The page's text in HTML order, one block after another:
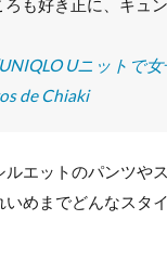
ろも好き正に、キュ
UNIQLO Uニットで
de Chiaki︎
ルエットのパンツや
いめまでどんなスタ